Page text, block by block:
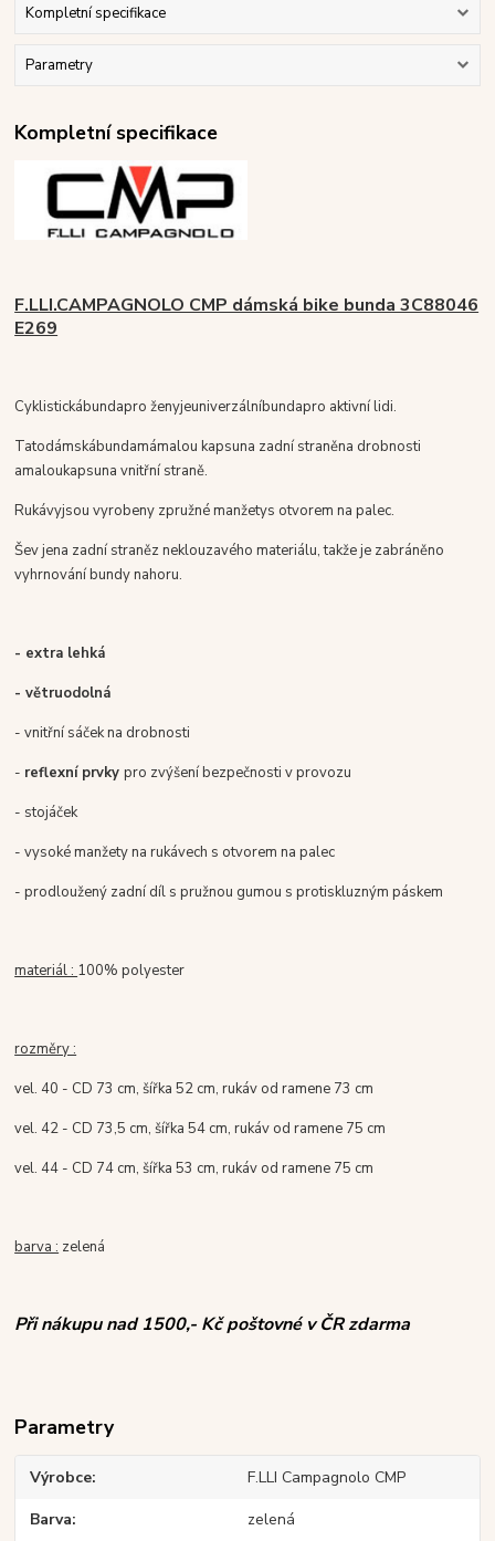
Kompletní specifikace
Parametry
Kompletní specifikace
F.LLI.CAMPAGNOLO CMP dámská bike bunda 3C88046
E269
Cyklistickábundapro ženyjeuniverzálníbundapro aktivní lidi.
Tatodámskábundamámalou kapsuna zadní straněna drobnosti
amaloukapsuna vnitřní straně.
Rukávyjsou vyrobeny zpružné manžetys otvoremna palec.
Ševjena zadní straněz neklouzavého materiálu, takžeje zabráněno
vyhrnování bundy nahoru.
- extra lehká
- větruodolná
- vnitřní sáček na drobnosti
- reflexní prvkypro zvýšení bezpečnosti v provozu
- stojáček
- vysoké manžety na rukávech s otvorem na palec
- prodloužený zadní díl s pružnou gumou s protiskluzným páskem
materiál : 100% polyester
rozměry :
vel. 40 - CD 73 cm, šířka 52 cm, rukáv od ramene 73 cm
vel. 42 - CD 73,5 cm, šířka 54 cm, rukáv od ramene 75 cm
vel. 44 - CD 74 cm, šířka 53 cm, rukáv od ramene 75 cm
barva : zelená
Při nákupu nad 1500,- Kč poštovné v ČR zdarma
Parametry
Výrobce F.LLI Campagnolo CMP
Barva zelená